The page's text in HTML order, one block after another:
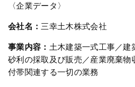
〈企業データ〉
会社名：三幸土木株式会社
事業内容： 土木建築一式工事／建
砂利の採取及び販売／産業廃棄物
付帯関連する一切の業務